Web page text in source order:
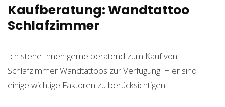
Kaufberatung: Wandtattoo
Schlafzimmer
Ich stehe Ihnen gerne beratend zum Kauf von
Schlafzimmer Wandtattoos zur Verfügung. Hier sind
einige wichtige Faktoren zu berücksichtigen: